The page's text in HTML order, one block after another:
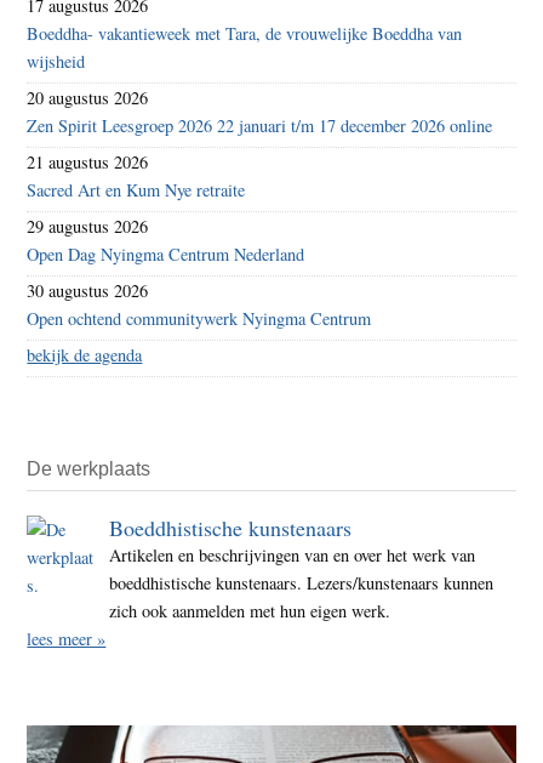
17 augustus 2026
Boeddha- vakantieweek met Tara, de vrouwelijke Boeddha van
wijsheid
20 augustus 2026
Zen Spirit Leesgroep 2026 22 januari t/m 17 december 2026 online
21 augustus 2026
Sacred Art en Kum Nye retraite
29 augustus 2026
Open Dag Nyingma Centrum Nederland
30 augustus 2026
Open ochtend communitywerk Nyingma Centrum
bekijk de agenda
De werkplaats
Boeddhistische kunstenaars
Artikelen en beschrijvingen van en over het werk van
boeddhistische kunstenaars. Lezers/kunstenaars kunnen
zich ook aanmelden met hun eigen werk.
lees meer »